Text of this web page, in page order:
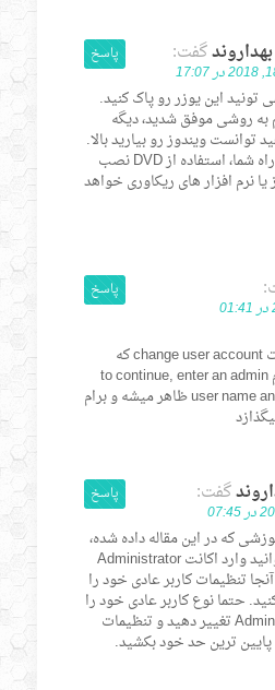
گفت:
تونید این یوزر رو پاک کنید.
به روشی موفق شدید، دیگه
توانست ویندوز رو بیارید بالا.
و تنها راه شما، استفاده از DVD نصب
یا نرم افزار های ریکاوری خواهد
پاسخ
وارد تنظیمات change user account که
میشوم پیغام to continue, enter an admin
user name and password ظاهر میشه و برام
پاسخ
گفت:
که در این مقاله داده شده،
شما می توانید وارد اکانت Administrator
تنظیمات کاربر عادی خود را
حتما نوع کاربر عادی خود را
به Administrator تغییر دهید و تنظیمات
پاسخ